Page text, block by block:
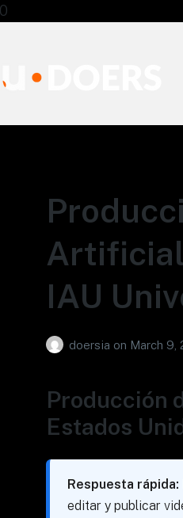
University
Artificial
IAU
doersia on March 9,
Producción
Estados
Respuesta rápida:
editar y publicar